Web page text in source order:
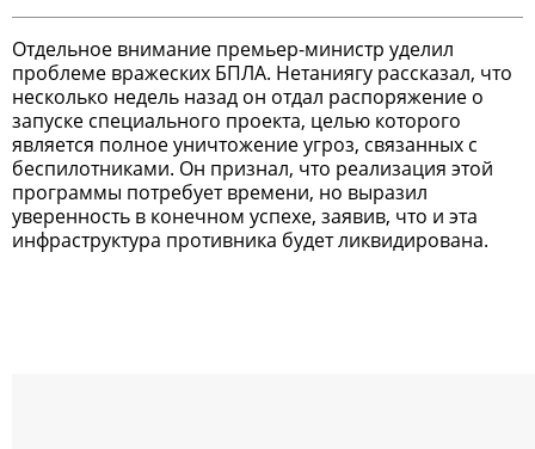
Отдельное внимание премьер-министр уделил
проблеме вражеских БПЛА. Нетаниягу рассказал, что
несколько недель назад он отдал распоряжение о
запуске специального проекта, целью которого
является полное уничтожение угроз, связанных с
беспилотниками. Он признал, что реализация этой
программы потребует времени, но выразил
уверенность в конечном успехе, заявив, что и эта
инфраструктура противника будет ликвидирована.